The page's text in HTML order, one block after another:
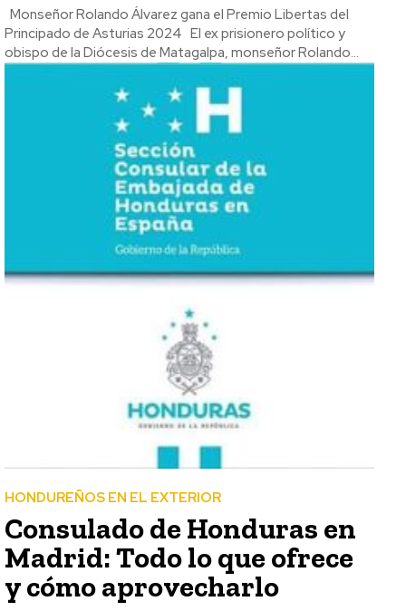
Monseñor Rolando Álvarez gana el Premio Libertas del
Principado de Asturias 2024 El ex prisionero político y
obispo de la Diócesis de Matagalpa, monseñor Rolando...
HONDUREÑOS EN EL EXTERIOR
Consulado de Honduras en
Madrid: Todo lo que ofrece
y cómo aprovecharlo